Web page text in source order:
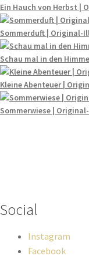
Ein Hauch von Herbst |
Sommerduft | Original-
Schau mal in den
Kleine Abenteuer |
Sommerwiese |
Social
Instagram
Facebook